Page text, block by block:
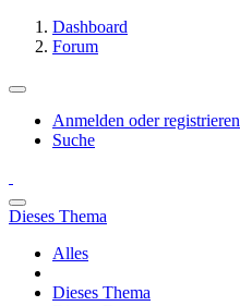
Dashboard
Forum
Anmelden oder registrieren
Suche
Dieses Thema
Alles
Dieses Thema